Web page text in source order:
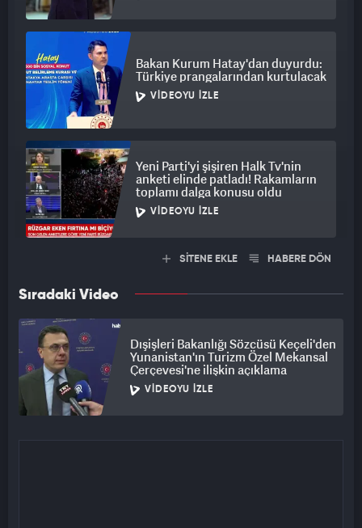
Bakan Kurum Hatay'dan duyurdu:
Türkiye prangalarından kurtulacak
VIDEOYU İZLE
Yeni Parti'yi şişiren Halk Tv'nin
anketi elinde patladı! Rakamların
toplamı dalga konusu oldu
VIDEOYU İZLE
SİTENE EKLE HABERE DÖN
Sıradaki Video
Dışişleri Bakanlığı Sözcüsü Keçeli'den
Yunanistan'ın Turizm Özel Mekansal
Çerçevesi'ne ilişkin açıklama
VIDEOYU İZLE